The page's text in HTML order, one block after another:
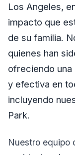
Los Angeles,
impacto que
de su familia.
quienes han
ofreciendo
y efectiva en
incluyendo
Park.
Nuestro equipo